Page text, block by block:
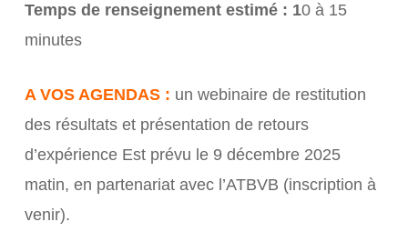
Temps de renseignement estimé : 10 à 15
minutes
A VOS AGENDAS : un webinaire de restitution
des résultats et présentation de retours
d’expérience Est prévu le 9 décembre 2025
matin, en partenariat avec l’ATBVB (inscription à
venir).